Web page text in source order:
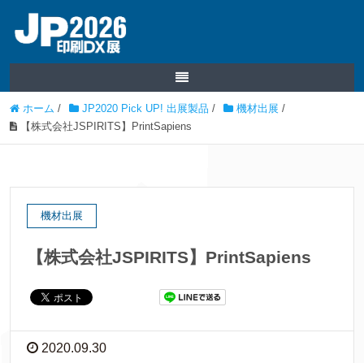
ホーム / JP2020 Pick UP! 出展製品 / 機材出展 /
【株式会社JSPIRITS】PrintSapiens
機材出展
【株式会社JSPIRITS】PrintSapiens
2020.09.30